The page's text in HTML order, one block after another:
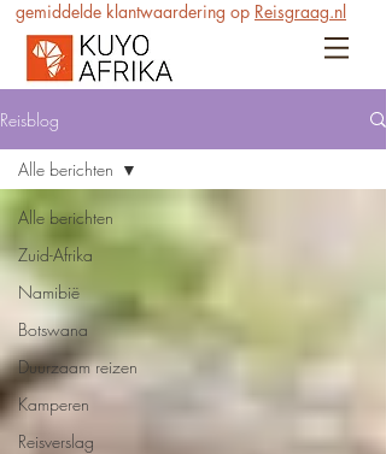
gemiddelde klantwaardering op Reisgraag.nl
Reisblog
Alle berichten
Zuid-Afrika
Namibië
Botswana
Duurzaam reizen
Kamperen
Reisverslag
Alle berichten